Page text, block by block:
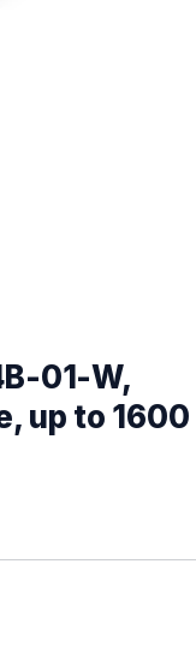
01-W,
up to 1600